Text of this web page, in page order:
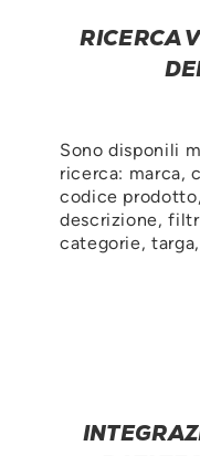
RICERCA
Sono disponili
ricerca: marca,
codice
descrizione,
categorie,